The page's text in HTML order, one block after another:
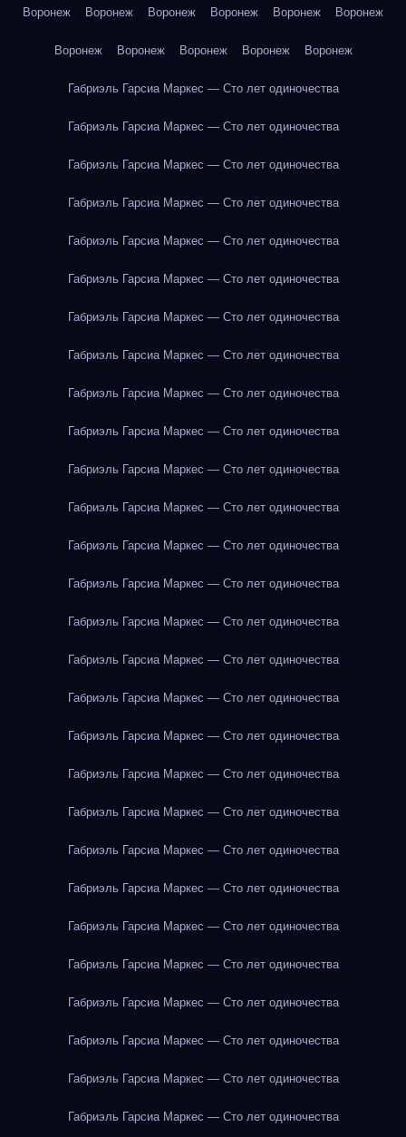
Воронеж Воронеж Воронеж Воронеж Воронеж Воронеж
Воронеж Воронеж Воронеж Воронеж Воронеж
Габриэль Гарсиа Маркес — Сто лет одиночества
Габриэль Гарсиа Маркес — Сто лет одиночества
Габриэль Гарсиа Маркес — Сто лет одиночества
Габриэль Гарсиа Маркес — Сто лет одиночества
Габриэль Гарсиа Маркес — Сто лет одиночества
Габриэль Гарсиа Маркес — Сто лет одиночества
Габриэль Гарсиа Маркес — Сто лет одиночества
Габриэль Гарсиа Маркес — Сто лет одиночества
Габриэль Гарсиа Маркес — Сто лет одиночества
Габриэль Гарсиа Маркес — Сто лет одиночества
Габриэль Гарсиа Маркес — Сто лет одиночества
Габриэль Гарсиа Маркес — Сто лет одиночества
Габриэль Гарсиа Маркес — Сто лет одиночества
Габриэль Гарсиа Маркес — Сто лет одиночества
Габриэль Гарсиа Маркес — Сто лет одиночества
Габриэль Гарсиа Маркес — Сто лет одиночества
Габриэль Гарсиа Маркес — Сто лет одиночества
Габриэль Гарсиа Маркес — Сто лет одиночества
Габриэль Гарсиа Маркес — Сто лет одиночества
Габриэль Гарсиа Маркес — Сто лет одиночества
Габриэль Гарсиа Маркес — Сто лет одиночества
Габриэль Гарсиа Маркес — Сто лет одиночества
Габриэль Гарсиа Маркес — Сто лет одиночества
Габриэль Гарсиа Маркес — Сто лет одиночества
Габриэль Гарсиа Маркес — Сто лет одиночества
Габриэль Гарсиа Маркес — Сто лет одиночества
Габриэль Гарсиа Маркес — Сто лет одиночества
Габриэль Гарсиа Маркес — Сто лет одиночества